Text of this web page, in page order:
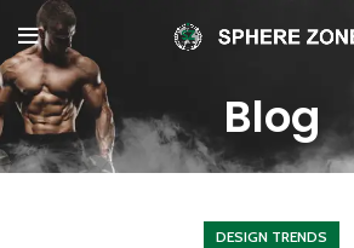
Blog
DESIGN TRENDS